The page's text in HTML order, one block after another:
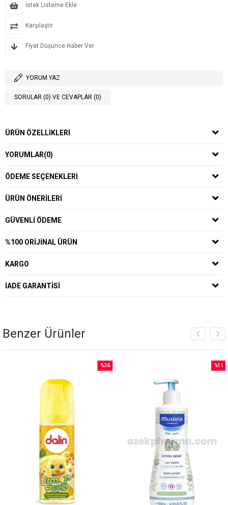
İstek Listeme Ekle
Karşılaştır
Fiyat Düşünce Haber Ver
YORUM YAZ
SORULAR (0) VE CEVAPLAR (0)
ÜRÜN ÖZELLIKLERI
YORUMLAR(0)
ÖDEME SEÇENEKLERI
ÜRÜN ÖNERILERI
GÜVENLI ÖDEME
%100 ORIJINAL ÜRÜN
KARGO
İADE GARANTISI
Benzer Ürünler
%36
%11